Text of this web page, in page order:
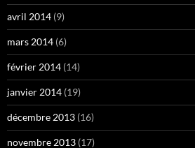
avril 2014 (9)
mars 2014 (6)
février 2014 (14)
janvier 2014 (19)
décembre 2013 (16)
novembre 2013 (17)